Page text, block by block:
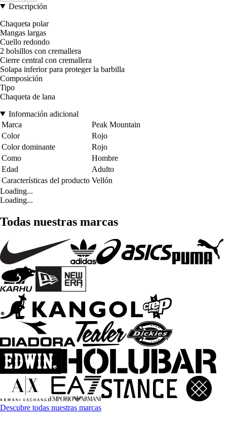
Descripción
Chaqueta polar
Mangas largas
Cuello redondo
2 bolsillos con cremallera
Cierre central con cremallera
Solapa inferior para proteger la barbilla
Composición
Tipo
Chaqueta de lana
Información adicional
Marca
Peak Mountain
Color
Rojo
Color dominante
Rojo
Como
Hombre
Edad
Adulto
Características del producto Vellón
Loading...
Loading...
Todas nuestras marcas
Descubre todas nuestras marcas